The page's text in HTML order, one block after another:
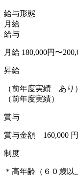
給与形態
月給
給与
月給 180,000円〜
昇給
（前年度実績 あり
（前年度実績）
賞与
賞与金額 160,000 円
制度
＊高年齢（６０歳